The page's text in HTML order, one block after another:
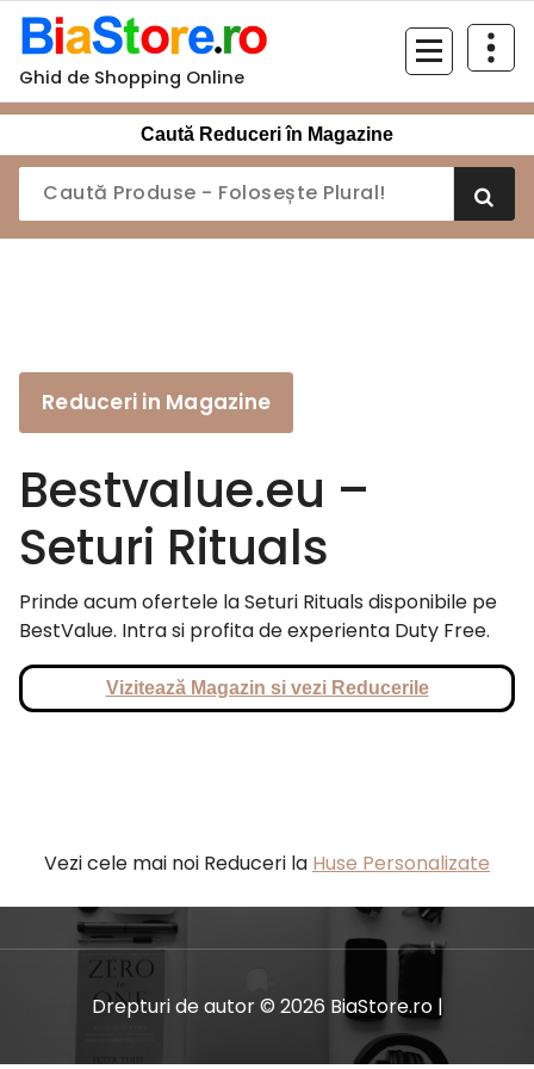
Sari
conținut
Ghid de Shopping Online
Caută Reduceri în Magazine
Reduceri in Magazine
Bestvalue.eu –
Seturi Rituals
Prinde acum ofertele la Seturi Rituals disponibile pe
BestValue. Intra si profita de experienta Duty Free.
Vizitează Magazin si vezi Reducerile
Vezi cele mai noi Reduceri la Huse Personalizate
Drepturi de autor © 2026 BiaStore.ro |